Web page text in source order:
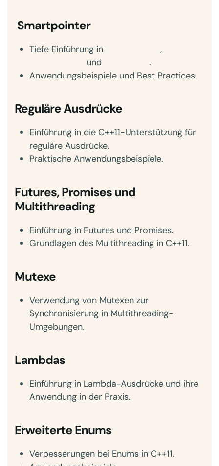
Smartpointer
Tiefe Einführung in ,
und
.
Anwendungsbeispiele und Best Practices.
Reguläre Ausdrücke
Einführung in die C++11-Unterstützung für
reguläre Ausdrücke.
Praktische Anwendungsbeispiele.
Futures, Promises und
Multithreading
Einführung in Futures und Promises.
Grundlagen des Multithreading in C++11.
Mutexe
Verwendung von Mutexen zur
Synchronisierung in Multithreading-
Umgebungen.
Lambdas
Einführung in Lambda-Ausdrücke und ihre
Anwendung in der Praxis.
Erweiterte Enums
Verbesserungen bei Enums in C++11.